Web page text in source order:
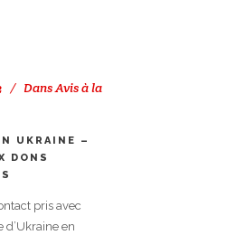
DansAvis à la
UKRAINE –
DONS
pris avec
d’Ukraine en